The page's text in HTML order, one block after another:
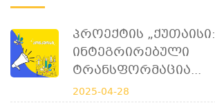
Პროექტის „ქუთაისი:
Ინტეგრირებული
Ტრანსფორმაცია...
2025-04-28